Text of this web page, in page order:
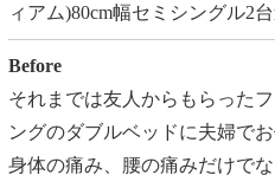
ィアム)80cm幅セミシングル2
Before
それまでは友人からもらった
ングのダブルベッドに夫婦でお
身体の痛み、腰の痛みだけで